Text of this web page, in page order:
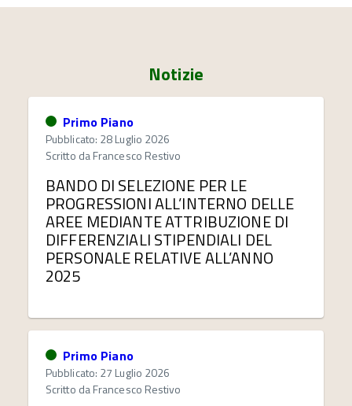
Notizie
Primo Piano
Pubblicato: 28 Luglio 2026
Scritto daFrancesco Restivo
BANDO DI SELEZIONE PER LE
PROGRESSIONI ALL’INTERNO DELLE
AREE MEDIANTE ATTRIBUZIONE DI
DIFFERENZIALI STIPENDIALI DEL
PERSONALE RELATIVE ALL’ANNO
2025
Primo Piano
Pubblicato: 27 Luglio 2026
Scritto daFrancesco Restivo